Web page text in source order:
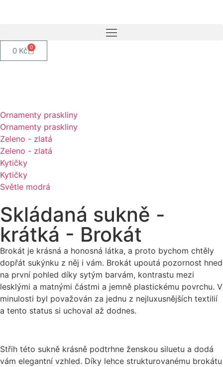
0 Kč 0
Ornamenty praskliny
Ornamenty praskliny
Zeleno - zlatá
Zeleno - zlatá
Kytičky
Kytičky
Světle modrá
Skládaná sukně -
krátká - Brokát
Brokát je krásná a honosná látka, a proto bychom chtěly
dopřát sukýnku z něj i vám. Brokát upoutá pozornost hned
na první pohled díky sytým barvám, kontrastu mezi
lesklými a matnými částmi a jemně plastickému povrchu. V
minulosti byl považován za jednu z nejluxusnějších textilií
a tento status si uchoval až dodnes.
Střih této sukně krásně podtrhne ženskou siluetu a dodá
vám elegantní vzhled. Díky lehce strukturovanému brokátu